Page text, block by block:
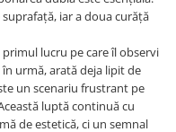
iar a doua curăță
lucru pe care îl observi
urmă, arată deja lipit de
un scenariu frustrant pe
luptă continuă cu
de estetică, ci un semnal